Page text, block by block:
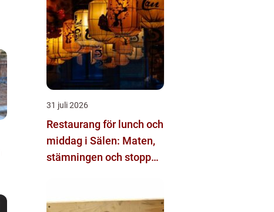
31 juli 2026
Restaurang för lunch och
middag i Sälen: Maten,
stämningen och stoppen